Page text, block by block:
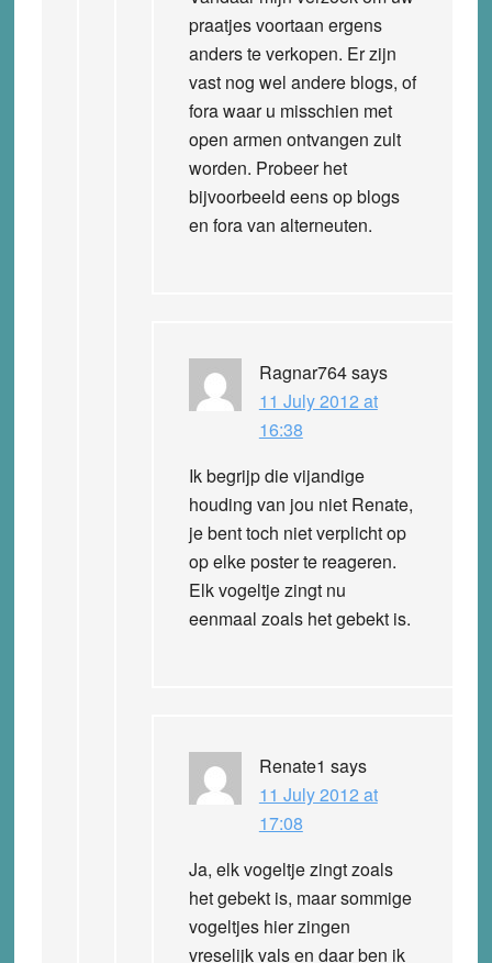
praatjes voortaan ergens
anders te verkopen. Er zijn
vast nog wel andere blogs, of
fora waar u misschien met
open armen ontvangen zult
worden. Probeer het
bijvoorbeeld eens op blogs
en fora van alterneuten.
Ragnar764says
11 July 2012 at
16:38
Ik begrijp die vijandige
houding van jou niet Renate,
je bent toch niet verplicht op
op elke poster te reageren.
Elk vogeltje zingt nu
eenmaal zoals het gebekt is.
Renate1 says
11 July 2012 at
17:08
Ja, elk vogeltje zingt zoals
het gebekt is, maar sommige
vogeltjes hier zingen
vreselijk vals en daar ben ik